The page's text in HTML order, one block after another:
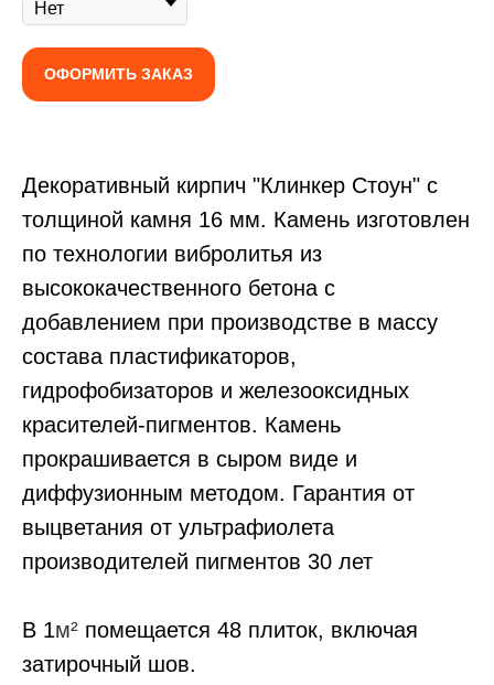
ОФОРМИТЬ ЗАКАЗ
Декоративный кирпич "Клинкер Стоун" с
толщиной камня 16 мм. Камень изготовлен
по технологии вибролитья из
высококачественного бетона с
добавлением при производстве в массу
состава пластификаторов,
гидрофобизаторов и железооксидных
красителей-пигментов. Камень
прокрашивается в сыром виде и
диффузионным методом. Гарантия от
выцветания от ультрафиолета
производителей пигментов 30 лет
В 1м² помещается 48 плиток, включая
затирочный шов.